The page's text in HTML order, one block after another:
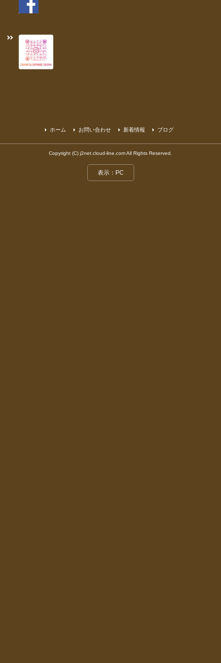
ホーム お問い合わせ 新着情報 ブログ
Copyright (C) j2net.cloud-line.com All Rights Reserved.
表示：PC